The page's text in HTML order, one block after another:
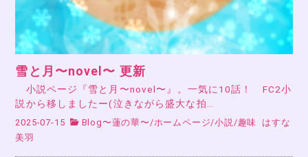
雪と月〜novel〜 更新
小説ページ『雪と月〜novel〜』。一気に10話！ FC2小
説から移しましたー(泣きながら盛大な拍…
2025-07-15 Blog〜蓮の華〜/ホームページ/小説/趣味
はすな
美羽